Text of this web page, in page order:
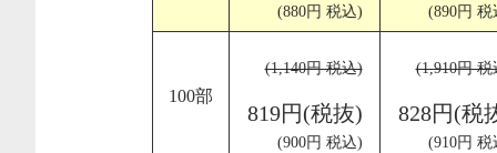
(880円 税込) (890円 税
100部
(1,140円 税込)
819円(税抜)
(900円 税込)
(1,910円 税
828円(税
(910円 税